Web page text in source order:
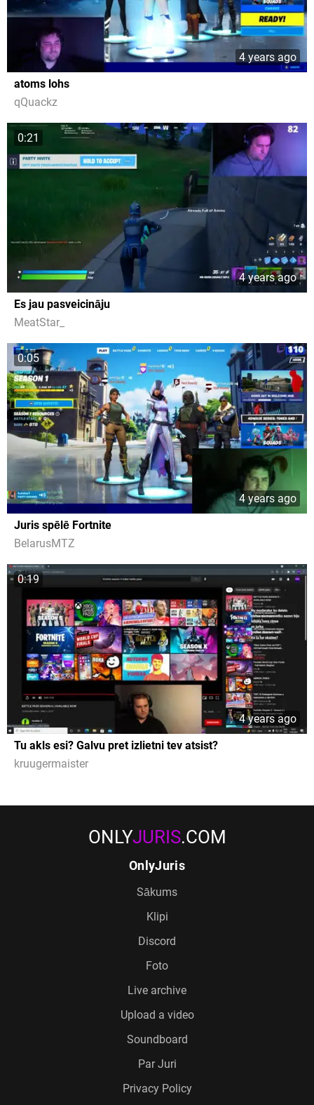
4 years ago
atoms lohs
qQuackz
0:21
4 years ago
Es jau pasveicināju
MeatStar_
0:05
4 years ago
Juris spēlē Fortnite
BelarusMTZ
0:19
4 years ago
Tu akls esi? Galvu pret izlietni tev atsist?
kruugermaister
ONLYJURIS.COM
OnlyJuris
Sākums
Klipi
Discord
Foto
Live archive
Upload a video
Soundboard
Par Juri
Privacy Policy